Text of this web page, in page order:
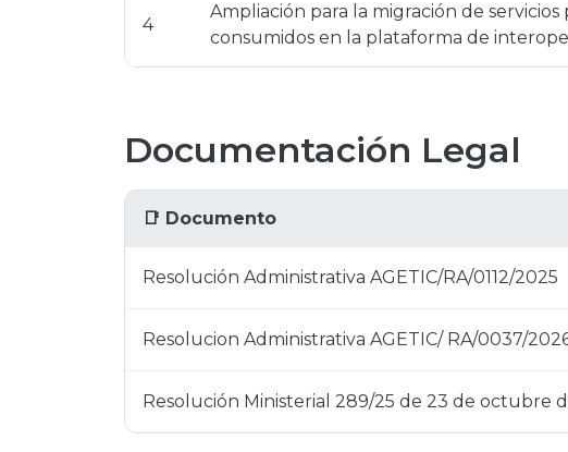
4
Ampliación para la migración de servicios
consumidos en la plataforma de
Documentación Legal
📑 Documento
Resolución Administrativa AGETIC/RA/0112/2025
Resolucion Administrativa AGETIC/ RA/0037/
Resolución Ministerial 289/25 de 23 de octubre